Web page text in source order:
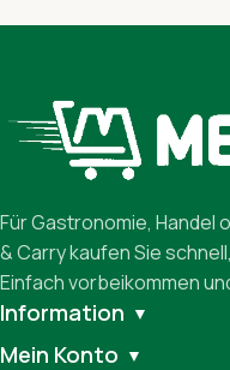
Für Gastronomie, Handel
& Carry kaufen Sie
Einfach vorbeikommen
Information ▼
Mein Konto ▼